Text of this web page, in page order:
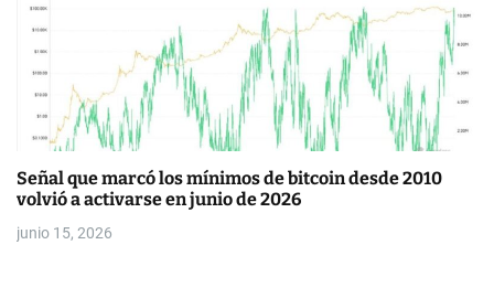
Señal que marcó los mínimos de bitcoin desde 2010
volvió a activarse en junio de 2026
junio 15, 2026